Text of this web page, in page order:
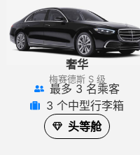
奢华
梅赛德斯 S 级
最多 3 名乘客
3 个中型行李箱
头等舱